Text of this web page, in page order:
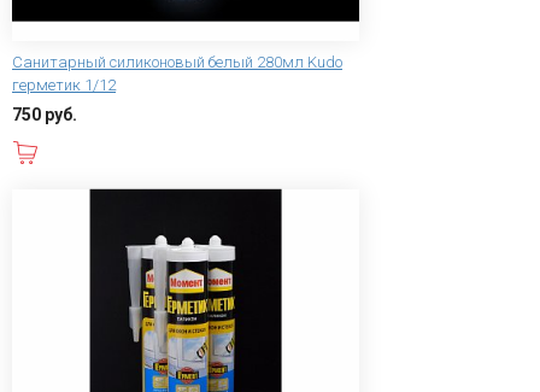
Санитарный силиконовый белый 280мл Kudo
герметик 1/12
750 руб.